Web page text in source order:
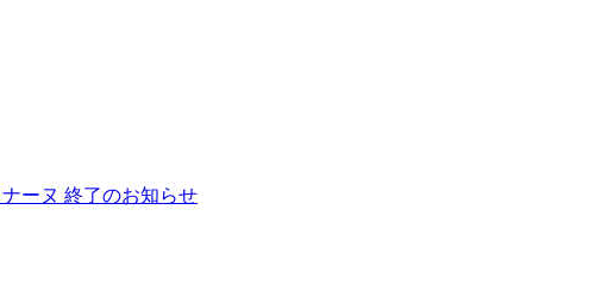
ナーヌ 終了のお知らせ